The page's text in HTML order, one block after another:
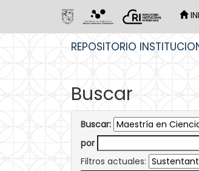
REPOSITORIO
Buscar
Buscar:
por
Filtros actuales: